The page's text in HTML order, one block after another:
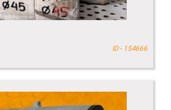
ID - 154666